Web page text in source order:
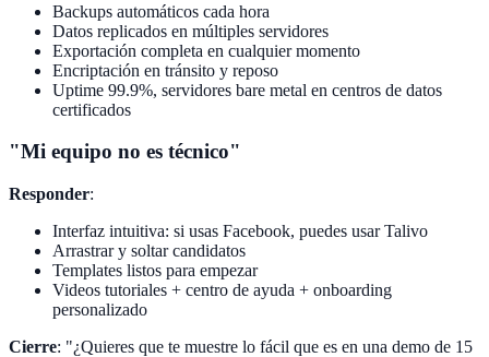
Backups automáticos cada hora
Datos replicados en múltiples servidores
Exportación completa en cualquier momento
Encriptación en tránsito y reposo
Uptime 99.9%, servidores bare metal en centros de datos
certificados
"Mi equipo no es técnico"
Responder:
Interfaz intuitiva: si usas Facebook, puedes usar Talivo
Arrastrar y soltar candidatos
Templates listos para empezar
Videos tutoriales + centro de ayuda + onboarding
personalizado
Cierre: "¿Quieres que te muestre lo fácil que es en una demo de 15